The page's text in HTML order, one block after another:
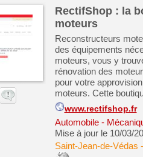
RectifShop : la
moteurs
Reconstructeurs
des équipements
moteurs, vous y
rénovation des
pour votre
moteurs. Cette
www.rectifshop.fr
Automobile -
Mise à jour le 10/03/
Saint-Jean-de-Védas